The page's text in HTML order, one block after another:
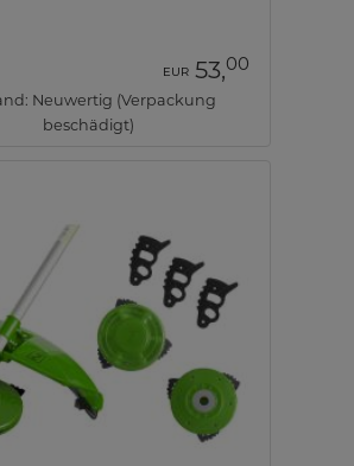
EUR 53,00
Neuwertig (Verpackung
beschädigt)